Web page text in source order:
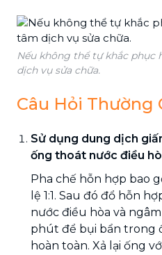
Nếu không thể tự khắc phục
dịch vụ sửa chữa.
Câu Hỏi Thường
Sử dụng dung dịch
ống thoát nước điều
Pha chế hỗn hợp bao
lệ 1:1. Sau đó đổ hỗn
nước điều hòa và
phút để bụi bẩn trong
hoàn toàn. Xả lại ống